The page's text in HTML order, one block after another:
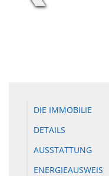
DIE IMMOBILIE
DETAILS
AUSSTATTUNG
ENERGIEAUSWEIS